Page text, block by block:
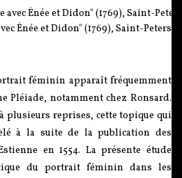
Énée et Didon" (1769), Saint-
féminin apparaît fréquemment
Pléiade, notamment chez Ronsard.
plusieurs reprises, cette topique qui
à la suite de la publication des
en 1554. La présente étude
du portrait féminin dans les